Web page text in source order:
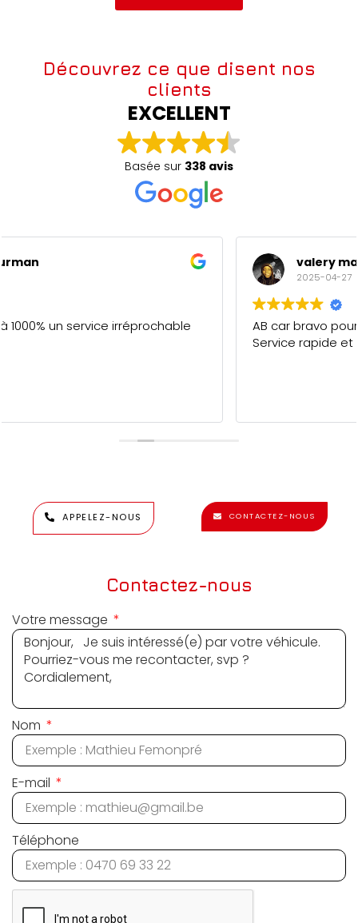
Découvrez ce que disent nos
clients
EXCELLENT
Basée sur 338 avis
AB car bravo pour votre professionnalisme.
APPELEZ-NOUS CONTACTEZ-NOUS
Contactez-nous
Votre message
Nom
E-mail
Téléphone